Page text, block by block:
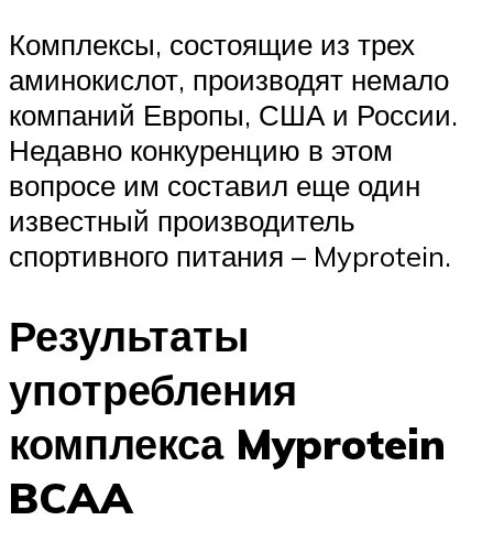
Комплексы, состоящие из трех
аминокислот, производят немало
компаний Европы, США и России.
Недавно конкуренцию в этом
вопросе им составил еще один
известный производитель
спортивного питания – Myprotein.
Результаты
употребления
комплекса Myprotein
BCAA